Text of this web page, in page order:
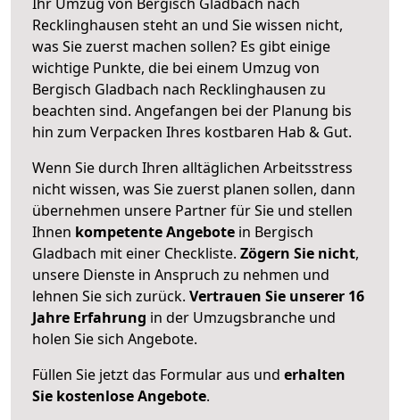
Recklinghausen steht an und Sie wissen nicht,
was Sie zuerst machen sollen? Es gibt einige
wichtige Punkte, die bei einem Umzug von
Bergisch Gladbach nach Recklinghausen zu
beachten sind. Angefangen bei der Planung bis
hin zum Verpacken Ihres kostbaren Hab & Gut.
Wenn Sie durch Ihren alltäglichen Arbeitsstress
nicht wissen, was Sie zuerst planen sollen, dann
übernehmen unsere Partner für Sie und stellen
Ihnen kompetente Angebote in Bergisch
Gladbach mit einer Checkliste. Zögern Sie nicht,
unsere Dienste in Anspruch zu nehmen und
lehnen Sie sich zurück. Vertrauen Sie unserer 16
Jahre Erfahrung in der Umzugsbranche und
holen Sie sich Angebote.
Füllen Sie jetzt das Formular aus und erhalten
Sie kostenlose Angebote.